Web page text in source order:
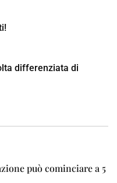
differenziata di
può cominciare a 5